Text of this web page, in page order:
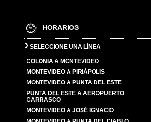
HORARIOS
SELECCIONE UNA LÍNEA
COLONIA A MONTEVIDEO
MONTEVIDEO A PIRIÁPOLIS
MONTEVIDEO A PUNTA DEL ESTE
PUNTA DEL ESTE A AEROPUERTO
CARRASCO
MONTEVIDEO A JOSÉ IGNACIO